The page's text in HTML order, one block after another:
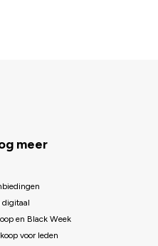
meer
digitaal
en Black Week
voor leden